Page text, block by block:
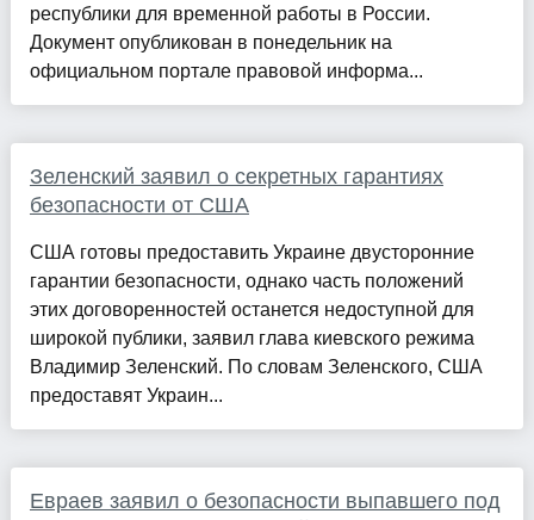
республики для временной работы в России.
Документ опубликован в понедельник на
официальном портале правовой информа...
Зеленский заявил о секретных гарантиях
безопасности от США
США готовы предоставить Украине двусторонние
гарантии безопасности, однако часть положений
этих договоренностей останется недоступной для
широкой публики, заявил глава киевского режима
Владимир Зеленский. По словам Зеленского, США
предоставят Украин...
Евраев заявил о безопасности выпавшего под